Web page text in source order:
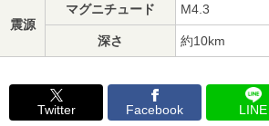
震源
マグニチュード M4.3
深さ 約10km
Twitter Facebook LINE